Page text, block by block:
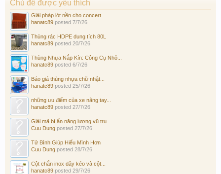
Chủ đề được yêu thích
Giải pháp lót nền cho concert...
hanatc89 posted 7/7/26
Thùng rác HDPE dung tích 80L
hanatc89 posted 20/7/26
Thùng Nhựa Nắp Kín: Công Cụ Nhỏ...
hanatc89 posted 6/7/26
Báo giá thùng nhựa chữ nhật...
hanatc89 posted 25/7/26
những ưu điểm của xe nâng tay...
hanatc89 posted 27/7/26
Giải mã bí ẩn năng lượng vũ trụ
Cuu Dung posted 27/7/26
Tử Bình Giúp Hiểu Mình Hơn
Cuu Dung posted 28/7/26
Cột chắn inox dây kéo và cột...
hanatc89 posted 29/7/26